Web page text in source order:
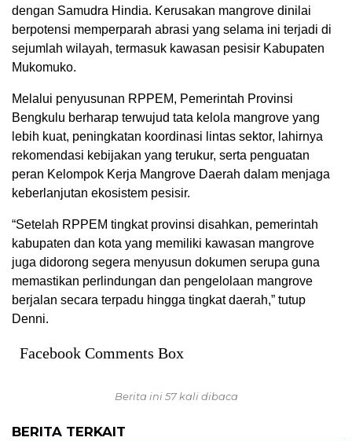
dengan Samudra Hindia. Kerusakan mangrove dinilai
berpotensi memperparah abrasi yang selama ini terjadi di
sejumlah wilayah, termasuk kawasan pesisir Kabupaten
Mukomuko.
Melalui penyusunan RPPEM, Pemerintah Provinsi
Bengkulu berharap terwujud tata kelola mangrove yang
lebih kuat, peningkatan koordinasi lintas sektor, lahirnya
rekomendasi kebijakan yang terukur, serta penguatan
peran Kelompok Kerja Mangrove Daerah dalam menjaga
keberlanjutan ekosistem pesisir.
“Setelah RPPEM tingkat provinsi disahkan, pemerintah
kabupaten dan kota yang memiliki kawasan mangrove
juga didorong segera menyusun dokumen serupa guna
memastikan perlindungan dan pengelolaan mangrove
berjalan secara terpadu hingga tingkat daerah,” tutup
Denni.
Facebook Comments Box
Berita ini 57 kali dibaca
BERITA TERKAIT